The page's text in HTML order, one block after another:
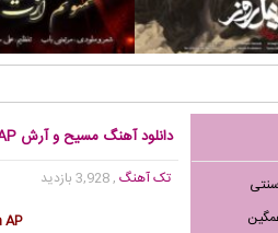
سنتی
دانلود آهنگ مسیح و آرش AP با نام آخر بهار
تک آهنگ, 3,928 بازدید
AP